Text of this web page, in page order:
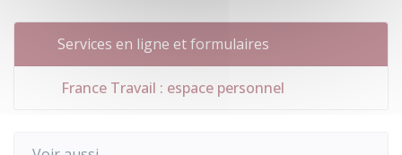
Services en ligne et formulaires
France Travail : espace personnel